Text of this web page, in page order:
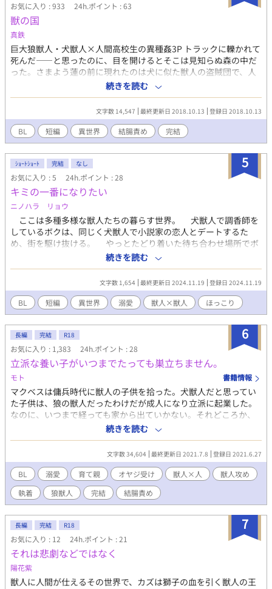
お気に入り : 933 24h.ポイント : 63
獣の国
真鉄
巨大狼獣人・犬獣人×人間高校生の異種姦3P トラックに轢かれて
死んだ――と思ったのに、目を開けるとそこは見知らぬ森の中だ
った。さまよう蓮の前に現れたのは犬に似た獣人の盗賊団で、人
間は高く売れるとむりやり拉致されてしまう。 異種姦/3P/獣人×
人間/結腸責め/潮吹き
続きを読む
文字数 14,547 最終更新日 2018.10.13 登録日 2018.10.13
BL 短編 異世界 結腸責め 完結
5
ｼｮｰﾄｼｮｰﾄ 完結 なし
お気に入り : 5 24h.ポイント : 28
キミの一番になりたい
ニノハラ リョウ
ここは多種多様な獣人たちの暮らす世界。 犬獣人で調香師を
しているボクは、同じく犬獣人で小説家の恋人とデートするた
め、街を駆け抜ける。 やっとたどり着いた待ち合わせ場所でボ
クが目にしたキミは、キミの一番のお気に入りに夢中になってい
た。 キミの視線をヒトリジメするソイツに嫉妬するボクはなん
て愚かなんだろう。だけど……。
続きを読む
文字数 1,654 最終更新日 2024.11.19 登録日 2024.11.19
BL 短編 異世界 溺愛 獣人×獣人 ほっこり
6
長編 完結 R18
お気に入り : 1,383 24h.ポイント : 28
立派な養い子がいつまでたっても巣立ちません。
モト 書籍情報
マクベスは傭兵時代に獣人の子供を拾った。犬獣人だと思ってい
た子供は、狼の獣人だったわけだが成人になり立派に起業した。
なのに、いつまで経っても家から出ていかない。それどころか、
俺の家を広くリフォームしたり……出て行けよ！？ 「俺は、マク
ベスさんが好きです」とオッサンの俺の事を好きすぎる。 養い子
と育て親の話。 ラストになるにつれ、エロ度が上がるのでご注意
ください。
続きを読む
文字数 34,604 最終更新日 2021.7.8 登録日 2021.6.27
BL 溺愛 育て親 オヤジ受け 獣人×人
獣人攻め
執着
狼獣人 完結 結腸責め
7
長編 完結 R18
お気に入り : 12 24h.ポイント : 21
それは悲劇などではなく
陽花紫
獣人に人間が仕えるその世界で、カズは獅子の血を引く獣人の王